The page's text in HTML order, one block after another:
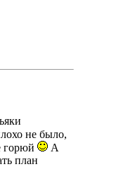
не было,
горюй
А
план